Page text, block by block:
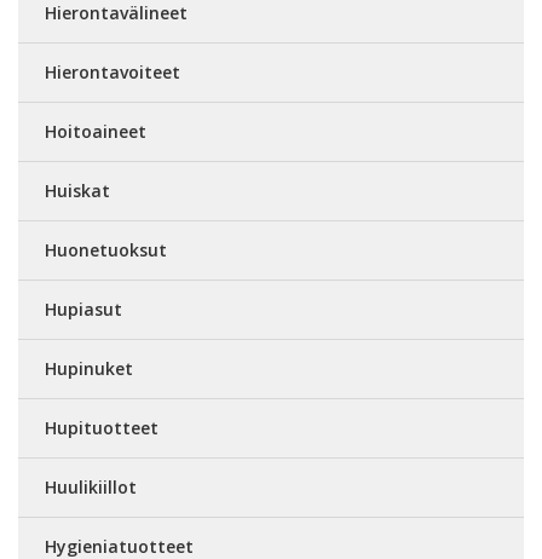
Hierontavälineet
Hierontavoiteet
Hoitoaineet
Huiskat
Huonetuoksut
Hupiasut
Hupinuket
Hupituotteet
Huulikiillot
Hygieniatuotteet